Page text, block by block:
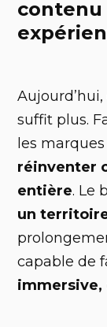
suffit plus.
les
réinventer
entière. Le
un
capable de
immersive,